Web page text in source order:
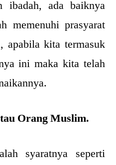
ibadah, ada baiknya
memenuhi prasyarat
apabila kita termasuk
ini maka kita telah
Orang Muslim.
syaratnya seperti